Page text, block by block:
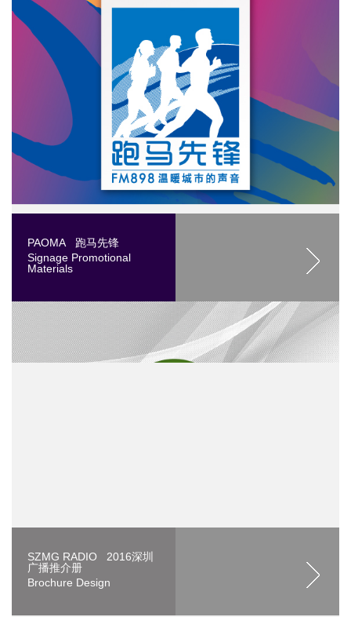
PAOMA 跑马先锋
Signage Promotional
Materials
SZMG RADIO 2016深圳
广播推介册
Brochure Design